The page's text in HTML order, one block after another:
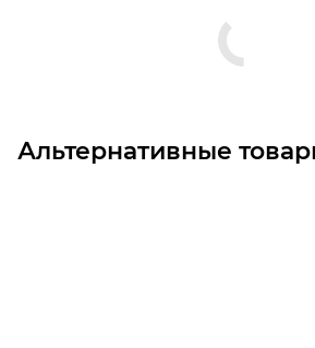
Альтернативные